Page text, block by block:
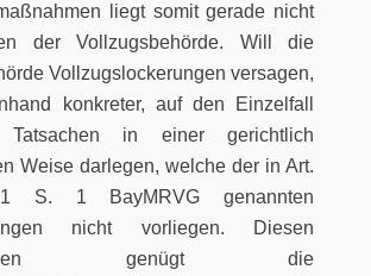
liegt somit gerade nicht
der Vollzugsbehörde. Will die
Vollzugslockerungen versagen,
konkreter, auf den Einzelfall
Tatsachen in einer gerichtlich
Weise darlegen, welche der in Art.
S. 1 BayMRVG genannten
nicht vorliegen. Diesen
genügt die